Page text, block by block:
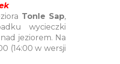
Tonle Sap,
wycieczki
jeziorem. Na
(14:00 w wersji